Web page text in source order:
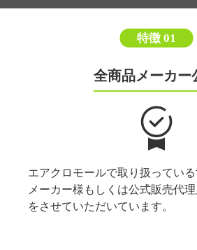
特徴 01
全商品メーカー
エアクロモールで取り扱っている
メーカー様もしくは公式販売代理
をさせていただいています。